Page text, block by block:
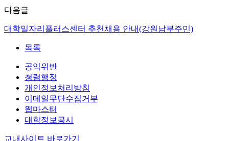
다음글
대학일자리플러스센터 추천채용 안내(강원남부주민)
목록
공익위반
청렴행정
개인정보처리방침
이메일무단수집거부
웹마스터
대학정보공시
교내사이트 바로가기